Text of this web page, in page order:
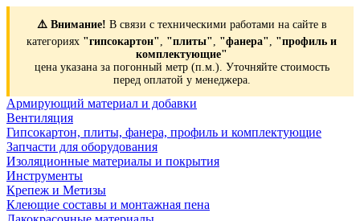
⚠️ Внимание! В связи с техническими работами на сайте в
категориях "гипсокартон", "плиты", "фанера", "профиль и
комплектующие"
цена указана за погонный метр (п.м.). Уточняйте стоимость
перед оплатой у менеджера.
Армирующий материал и добавки
Вентиляция
Гипсокартон, плиты, фанера, профиль и комплектующие
Запчасти для оборудования
Изоляционные материалы и покрытия
Инструменты
Крепеж и Метизы
Клеющие составы и монтажная пена